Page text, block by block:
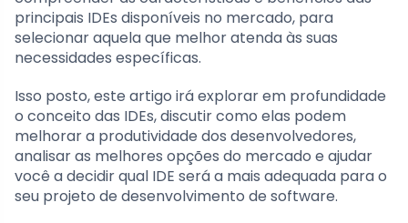
principais IDEs disponíveis no mercado, para
selecionar aquela que melhor atenda às suas
necessidades específicas.
Isso posto, este artigo irá explorar em profundidade
o conceito das IDEs, discutir como elas podem
melhorar a produtividade dos desenvolvedores,
analisar as melhores opções do mercado e ajudar
você a decidir qual IDE será a mais adequada para o
seu projeto de desenvolvimento de software.